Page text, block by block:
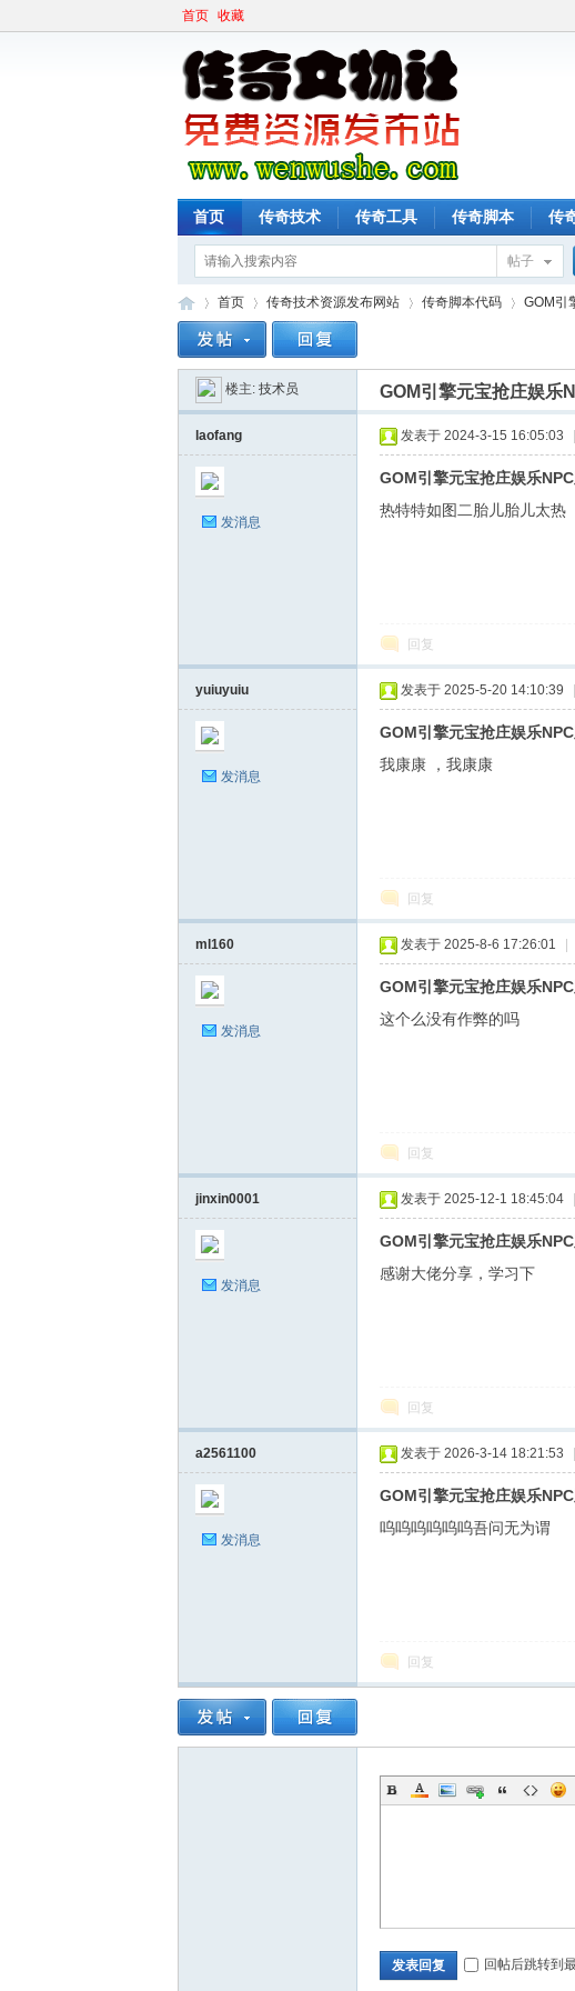
首页 收藏
首页 传奇技术 传奇工具 传奇脚本 传
帖子
费
»
首页
›
传奇技术资源发布网站
›
传奇脚本代码
›
GOM引
楼主: 技术员 GOM引擎元宝抢庄娱乐
laofang
发消息
发表于 2024-3-15 16:05:03
GOM引擎元宝抢庄娱乐
热特特如图二胎儿胎儿太热
回复
yuiuyuiu
发消息
发表于 2025-5-20 14:10:39
GOM引擎元宝抢庄娱乐
我康康 ，我康康
回复
ml160
发消息
发表于 2025-8-6 17:26:01
GOM引擎元宝抢庄娱乐
这个么没有作弊的吗
回复
jinxin0001
发消息
发表于 2025-12-1 18:45:04
GOM引擎元宝抢庄娱乐
感谢大佬分享，学习下
回复
a2561100
发消息
发表于 2026-3-14 18:21:53
GOM引擎元宝抢庄娱乐
呜呜呜呜呜呜吾问无为谓
回复
发表回复 回帖后跳转到